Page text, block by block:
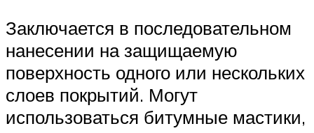
Заключается в последовательном
нанесении на защищаемую
поверхность одного или нескольких
слоев покрытий. Могут
использоваться битумные мастики,